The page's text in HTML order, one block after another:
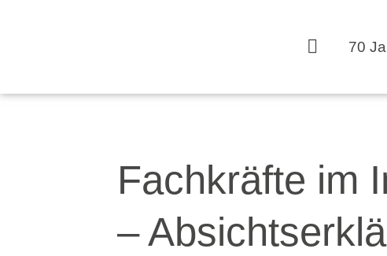
70
Fachkräfte im
–